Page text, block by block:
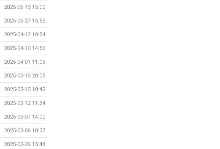
2025-06-13 15:00
2025-05-27 15:55
2025-04-12 10:54
2025-04-10 14:56
2025-04-01 11:03
2025-03-15 20:05
2025-03-15 18:42
2025-03-12 11:54
2025-03-07 14:00
2025-03-06 10:37
2025-02-26 15:48